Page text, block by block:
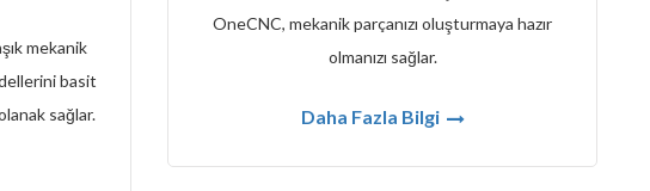
mekanik
basit
sağlar.
OneCNC, mekanik parçanızı oluşturmaya hazır
olmanızı sağlar.
Daha Fazla Bilgi